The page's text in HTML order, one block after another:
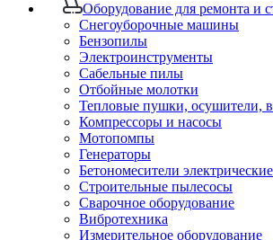
Оборудование для ремонта и
Снегоуборочные машины
Бензопилы
Электроинструменты
Сабельные пилы
Отбойные молотки
Тепловые пушки, осушители,
Компрессоры и насосы
Мотопомпы
Генераторы
Бетономесители электрические
Строительные пылесосы
Сварочное оборудование
Вибротехника
Измерительное оборудование